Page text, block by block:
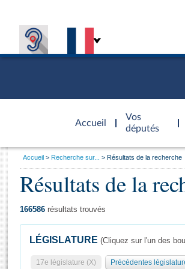
Accueil
d'accueil
Vos
députés
Général
Vous
Accueil Recherche sur... Résultats de la recherche
Résultats de la
166586 résultats trouvés
LÉGISLATURE (Cliquez sur l'un des
17e législature (X) Précédentes